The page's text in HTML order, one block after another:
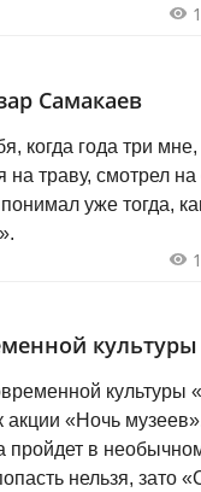
Самакаев
когда года три
уже тогда,
культуры
акции «Ночь
пройдет в
нельзя, зато